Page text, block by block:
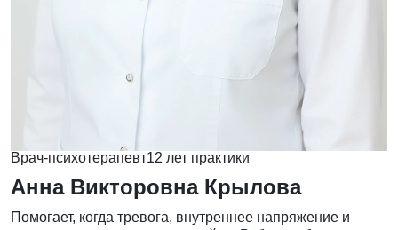
Врач-психотерапевт12 лет практики
Анна Викторовна Крылова
Помогает, когда тревога, внутреннее напряжение и